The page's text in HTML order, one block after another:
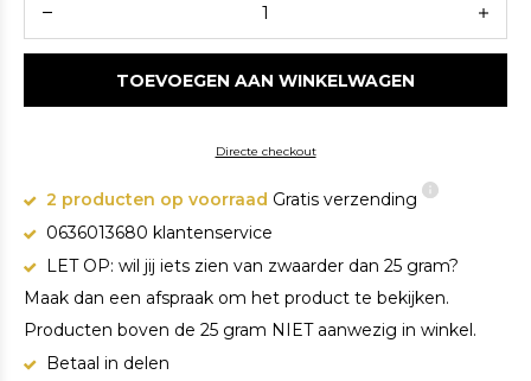
TOEVOEGEN AAN WINKELWAGEN
Directe checkout
2 producten op voorraad Gratis verzending
0636013680 klantenservice
LET OP: wil jij iets zien van zwaarder dan 25 gram?
Maak dan een afspraak om het product te bekijken.
Producten boven de 25 gram NIET aanwezig in winkel.
Betaal in delen